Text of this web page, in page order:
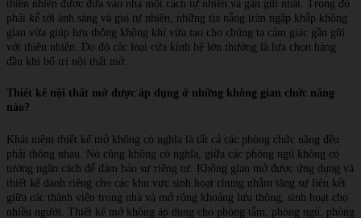
thiên nhiên được đưa vào nhà một cách tự nhiên và gần gũi nhất. Trong đó
phải kể tới ánh sáng và gió tự nhiên, những tia nắng tràn ngập khắp không
gian vừa giúp lưu thông không khí vừa tạo cho chúng ta cảm giác gần gũi
với thiên nhiên. Do đó các loại cửa kính hệ lớn thường là lựa chọn hàng
đầu khi bố trí nội thất mở.
Thiết kế nội thất mở được áp dụng ở những không gian chức năng
nào?
Khái niệm thiết kế mở không có nghĩa là tất cả các phòng chức năng đều
phải thông nhau. Nó cũng không có nghĩa, giữa các phòng ngủ không có
tường ngăn cách để đảm bảo sự riêng tư. Không gian mở được ứng dụng và
thiết kế dành riêng cho các khu vực sinh hoạt chung nhằm tăng sự liên kết
giữa các thành viên trong nhà và mở rộng khoảng lưu thông, sinh hoạt cho
nhiều người. Thiết kế mở không áp dụng cho phòng tắm, phòng ngủ, phòng